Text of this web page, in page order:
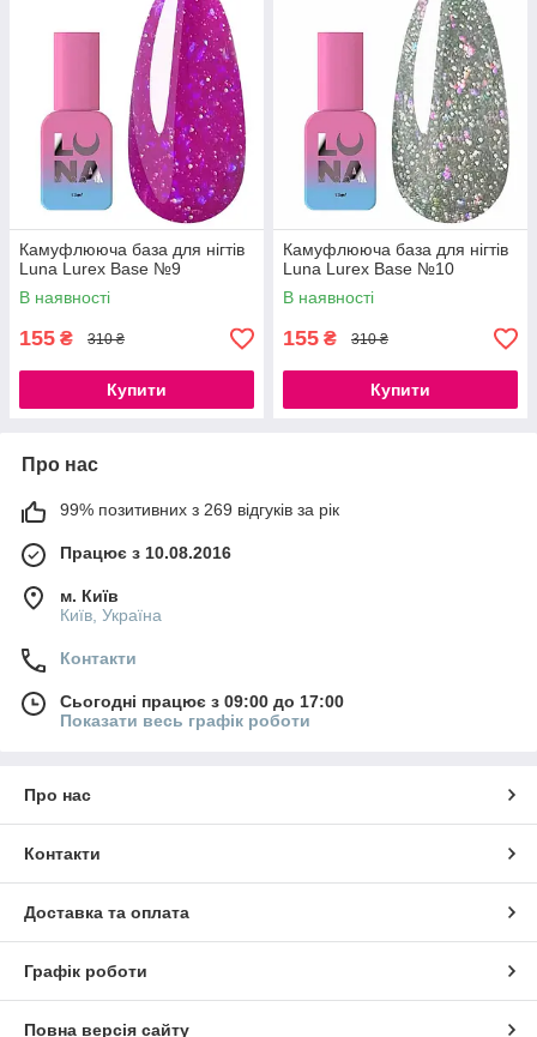
Камуфлююча база для нігтів
Luna Lurex Base №9
В наявності
155 ₴ 310 ₴
Купити
Камуфлююча база для нігтів
Luna Lurex Base №10
В наявності
155 ₴ 310 ₴
Купити
Про нас
99% позитивних з 269 відгуків за рік
Працює з 10.08.2016
м. Київ
Київ, Україна
Контакти
Сьогодні працює з 09:00 до 17:00
Показати весь графік роботи
Про нас
Контакти
Доставка та оплата
Графік роботи
Повна версія сайту